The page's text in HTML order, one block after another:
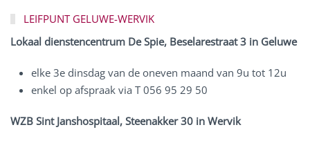
LEIFPUNT GELUWE-WERVIK
Lokaal dienstencentrum De Spie, Beselarestraat 3 in Geluwe
elke 3e dinsdag van de oneven maand van 9u tot 12u
enkel op afspraak via T 056 95 29 50
WZB Sint Janshospitaal, Steenakker 30 in Wervik